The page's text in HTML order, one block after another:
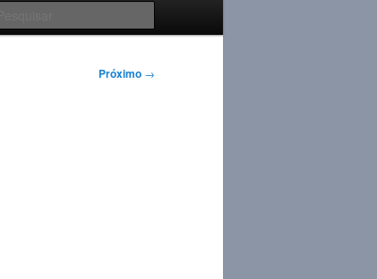
Próximo →